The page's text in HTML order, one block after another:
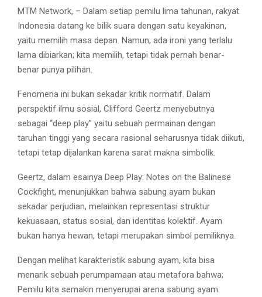
MTM Network, – Dalam setiap pemilu lima tahunan, rakyat
Indonesia datang ke bilik suara dengan satu keyakinan,
yaitu memilih masa depan. Namun, ada ironi yang terlalu
lama dibiarkan; kita memilih, tetapi tidak pernah benar-
benar punya pilihan.
Fenomena ini bukan sekadar kritik normatif. Dalam
perspektif ilmu sosial, Clifford Geertz menyebutnya
sebagai “deep play” yaitu sebuah permainan dengan
taruhan tinggi yang secara rasional seharusnya tidak diikuti,
tetapi tetap dijalankan karena sarat makna simbolik.
Geertz, dalam esainya Deep Play: Notes on the Balinese
Cockfight, menunjukkan bahwa sabung ayam bukan
sekadar perjudian, melainkan representasi struktur
kekuasaan, status sosial, dan identitas kolektif. Ayam
bukan hanya hewan, tetapi merupakan simbol pemiliknya.
Dengan melihat karakteristik sabung ayam, kita bisa
menarik sebuah perumpamaan atau metafora bahwa;
Pemilu kita semakin menyerupai arena sabung ayam.